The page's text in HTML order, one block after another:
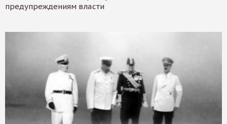
предупреждениям власти